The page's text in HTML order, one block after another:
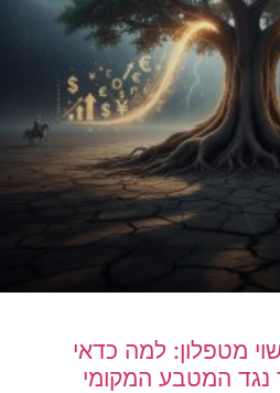
מטפלון: למה כדאי
המטבע המקומי